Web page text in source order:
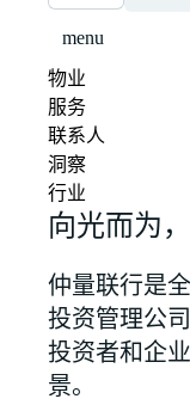
menu
物业
服务
联系人
洞察
行业
向光而为
仲量联行是
投资管理公
投资者和企
景。